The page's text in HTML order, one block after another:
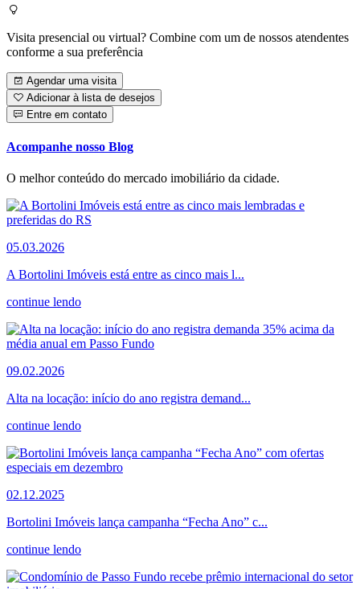
Visita presencial ou virtual? Combine com um de nossos atendentes
conforme a sua preferência
Agendar uma visita
Adicionar à lista de desejos
Entre em contato
Acompanhe nosso Blog
O melhor conteúdo do mercado imobiliário da cidade.
05.03.2026
A Bortolini Imóveis está entre as cinco mais l...
continue lendo
09.02.2026
Alta na locação: início do ano registra demand...
continue lendo
02.12.2025
Bortolini Imóveis lança campanha “Fecha Ano” c...
continue lendo